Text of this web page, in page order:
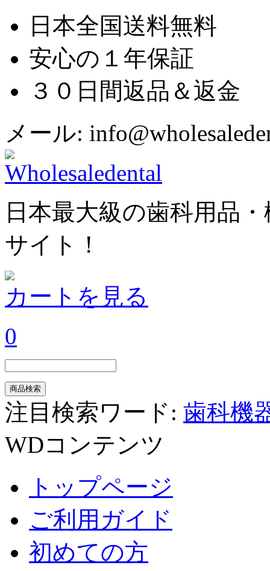
日本全国送料無料
安心の１年保証
３０日間返品＆返金
メール:
日本最大級の歯科用品
サイト！
カートを見る
0
注目検索ワード: 歯科機
WDコンテンツ
トップページ
ご利用ガイド
初めての方